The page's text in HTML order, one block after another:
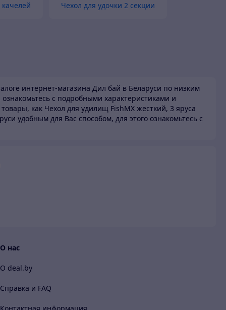
Чехол для удочки 2 секции
интернет-магазина Дил бай в Беларуси по низким
с подробными характеристиками и
как Чехол для удилищ FishMX жесткий, 3 яруса
удобным для Вас способом, для этого ознакомьтесь с
О нас
О deal.by
Справка и FAQ